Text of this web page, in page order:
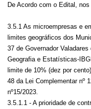
De Acordo com o Edital,
3.5.1 As microempresas e
limites geográficos dos
37 de Governador
Geografia e Estatísticas-
limite de 10% (dez por
48 da Lei Complementar nº
nº15/2023.
3.5.1.1 - A prioridade de